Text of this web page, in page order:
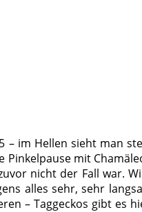
im Hellen sieht man
mit
nicht der Fall war.
alles sehr, sehr
– Taggeckos gibt es